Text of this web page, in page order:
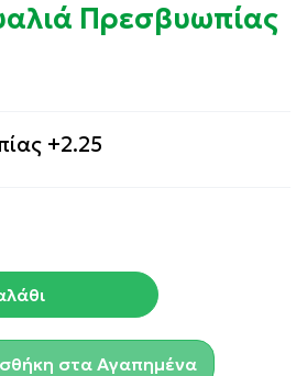
Πρεσβυωπίας
+2.25
στα Αγαπημένα